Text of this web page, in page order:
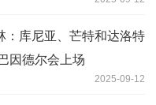
：库尼亚、芒特和达洛特
因德尔会上场
2025-09-12